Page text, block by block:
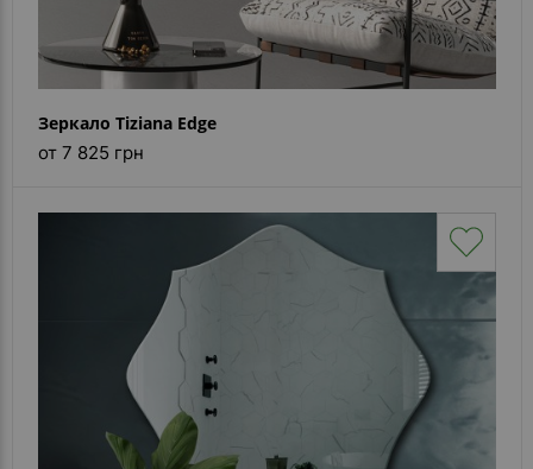
Зеркало Tiziana Edge
от 7 825 грн